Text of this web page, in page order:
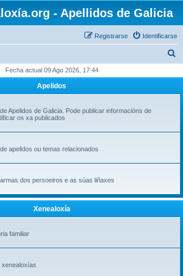
- Apellidos de Galicia
Identificarse
Registrarse
c
Fecha actual 09 Ago 2026, 17:44
Apelidos
Apelidos de Galicia. Pode publicar informacións de
os xa publicados
apelidos ou temas relacionados
dos persoeiros e as súas liñaxes
Xenealoxía
familiar
xenealoxías